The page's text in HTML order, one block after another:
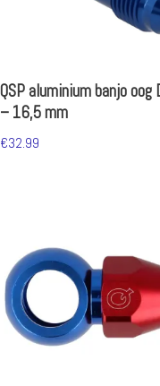
QSP aluminium banjo oog
– 16,5 mm
€32.99